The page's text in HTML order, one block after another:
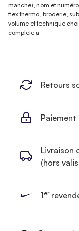
manche), nom et
flex thermo, broderie,
volume et technique
complète.a
Retours
Paiement
Livraison
(hors
1er